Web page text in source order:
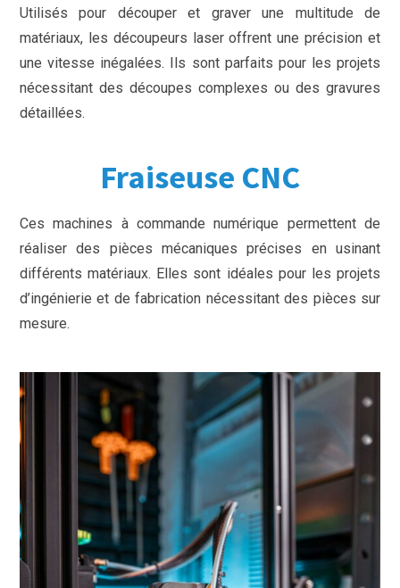
Utilisés pour découper et graver une multitude de
matériaux, les découpeurs laser offrent une précision et
une vitesse inégalées. Ils sont parfaits pour les projets
nécessitant des découpes complexes ou des gravures
détaillées.
Fraiseuse CNC
Ces machines à commande numérique permettent de
réaliser des pièces mécaniques précises en usinant
différents matériaux. Elles sont idéales pour les projets
d’ingénierie et de fabrication nécessitant des pièces sur
mesure.